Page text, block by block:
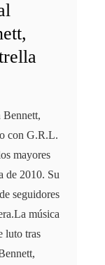
Bennett,
con G.R.L.
mayores
de 2010. Su
seguidores
música
luto tras